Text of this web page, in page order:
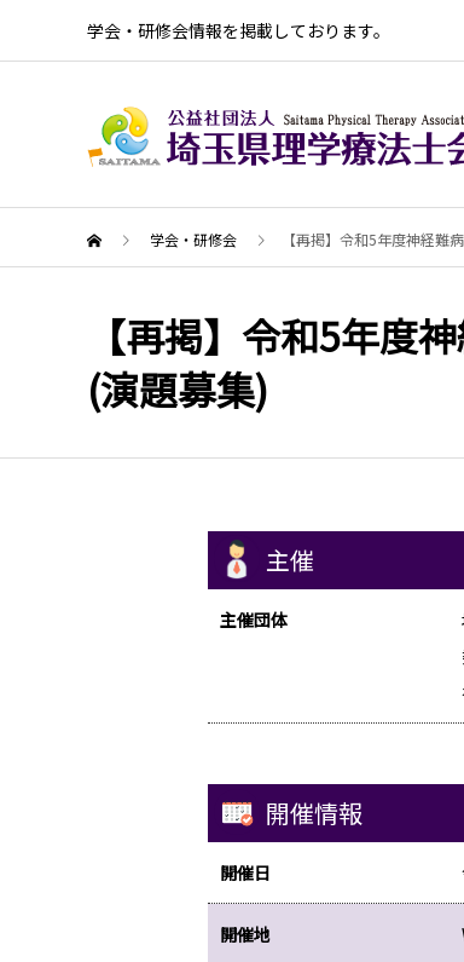
学会・研修会情報を掲載しております。
学会・研修会 【再掲】令和5年度神経難
【再掲】令和5年度
(演題募集)
主催
主催団体
開催情報
開催日
開催地